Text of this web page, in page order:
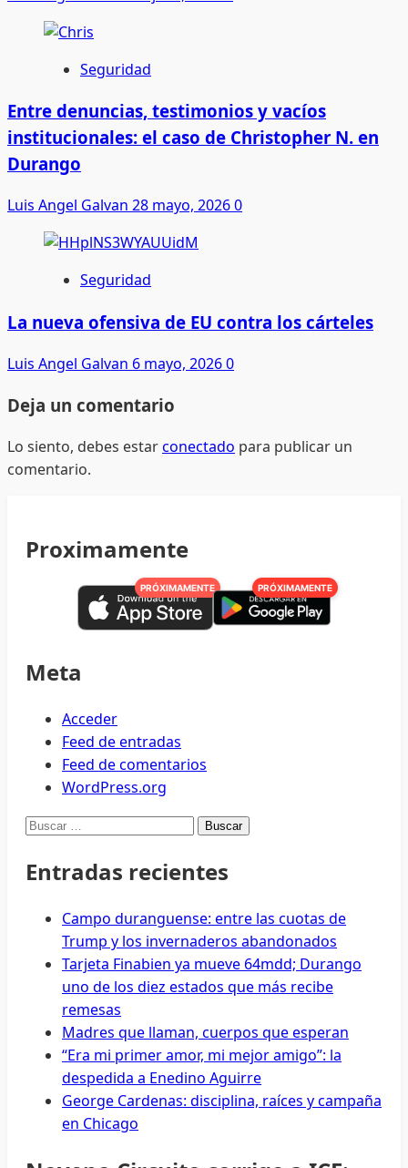
Seguridad
Entre denuncias, testimonios y vacíos
institucionales: el caso de Christopher N. en
Durango
Luis Angel Galvan 28 mayo, 20260
Seguridad
La nueva ofensiva de EU contra los cárteles
Luis Angel Galvan 6 mayo, 20260
Deja un comentario
Lo siento, debes estarconectado para publicar un
comentario.
Proximamente
PRÓXIMAMENTE PRÓXIMAMENTE
Meta
Acceder
Feed de entradas
Feed de comentarios
WordPress.org
Buscar:
Entradas recientes
Campo duranguense: entre las cuotas de
Trump y los invernaderos abandonados
Tarjeta Finabien ya mueve 64mdd; Durango
uno de los diez estados que más recibe
remesas
Madres que llaman, cuerpos que esperan
“Era mi primer amor, mi mejor amigo”: la
despedida a Enedino Aguirre
George Cardenas: disciplina, raíces y campaña
en Chicago